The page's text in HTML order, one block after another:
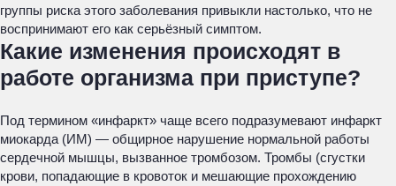
группы риска этого заболевания привыкли настолько, что не
воспринимают его как серьёзный симптом.
Какие изменения происходят в
работе организма при приступе?
Под термином «инфаркт» чаще всего подразумевают инфаркт
миокарда (ИМ) — общирное нарушение нормальной работы
сердечной мышцы, вызванное тромбозом. Тромбы (сгустки
крови, попадающие в кровоток и мешающие прохождению